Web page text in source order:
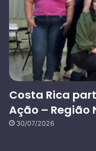
Costa Rica
Ação – Região
30/07/2026